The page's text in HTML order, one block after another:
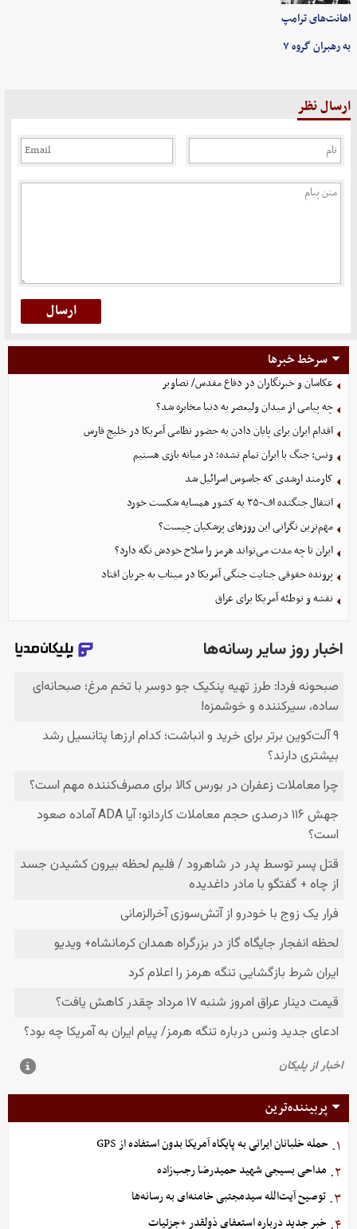
اهانت‌های ترامپ
به رهبران گروه ۷
ارسال نظر
سرخط خبرها
عکاسان و خبرنگاران در دفاع مقدس/ تصاویر
چه پیامی از میدان ولیعصر به دنیا مخابره شد؟
اقدام ایران برای پایان دادن به حضور نظامی آمریکا در خلیج فارس
ونس: جنگ با ایران تمام نشده؛ در میانه بازی هستیم
کارمند ارشدی که جاسوس اسرائیل شد
انتقال جنگنده اف-۳۵ به کشور همسایه شکست خورد
مهم‌ترین نگرانی‌ این روزهای پزشکیان چیست؟
ایران تا چه مدت می‌تواند هرمز را سلاح خودش نگه دارد؟
پرونده حقوقی جنایت جنگی آمریکا در میناب به جریان افتاد
نقشه و توطئه آمریکا برای عراق
پربیننده‌ترین
۱. حمله خلبانان ایرانی به پایگاه آمریکا بدون استفاده از GPS
۲. مداحی بسیجی شهید حمیدرضا رجب‌زاده
۳. توصیح آیت‌الله سیدمجتبی خامنه‌ای به رسانه‌ها
خبر جدید درباره استعفای ذولقدر +جزئیات